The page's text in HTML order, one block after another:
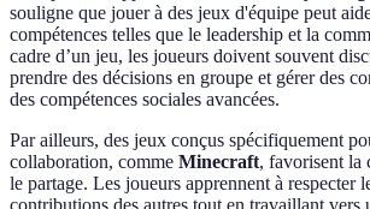
souligne que jouer à des jeux d'équipe peut
compétences telles que le leadership et la
cadre d’un jeu, les joueurs doivent souvent
prendre des décisions en groupe et gérer des
des compétences sociales avancées.
Par ailleurs, des jeux conçus spécifiquement
collaboration, comme Minecraft, favorisent la
le partage. Les joueurs apprennent à respecter